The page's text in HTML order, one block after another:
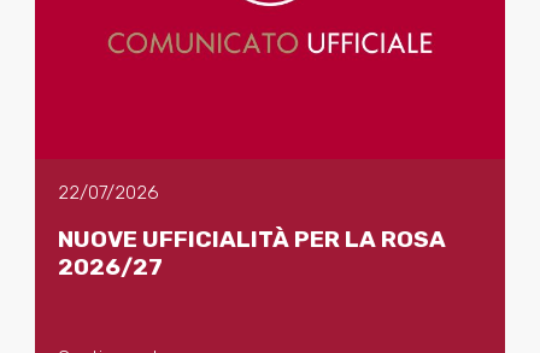
22/07/2026
NUOVE UFFICIALITÀ PER LA ROSA
2026/27